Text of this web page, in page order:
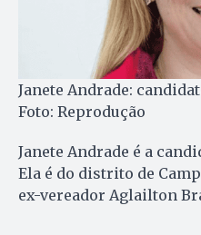
Janete Andrade:
Foto: Reprodução
Janete Andrade é a
Ela é do distrito de
ex-vereador Aglailton